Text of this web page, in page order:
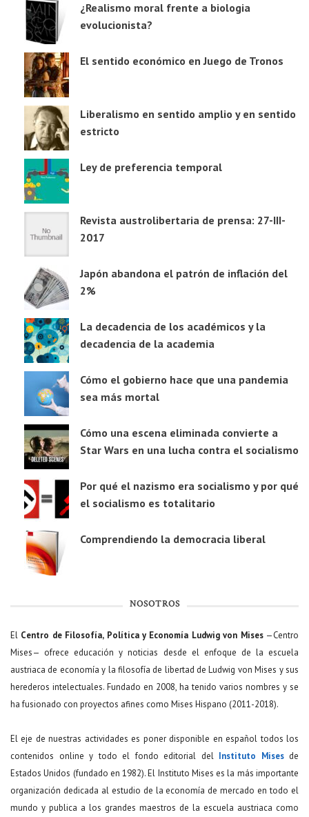
¿Realismo moral frente a biologia
evolucionista?
El sentido económico en Juego de Tronos
Liberalismo en sentido amplio y en sentido
estricto
Ley de preferencia temporal
Revista austrolibertaria de prensa: 27-III-
2017
Japón abandona el patrón de inflación del
2%
La decadencia de los académicos y la
decadencia de la academia
Cómo el gobierno hace que una pandemia
sea más mortal
Cómo una escena eliminada convierte a
Star Wars en una lucha contra el socialismo
Por qué el nazismo era socialismo y por qué
el socialismo es totalitario
Comprendiendo la democracia liberal
NOSOTROS
El Centro de Filosofía, Política y Economía Ludwig von Mises—Centro
Mises— ofrece educación y noticias desde el enfoque de la escuela
austriaca de economía y la filosofía de libertad de Ludwig von Mises y sus
herederos intelectuales. Fundado en 2008, ha tenido varios nombres y se
ha fusionado con proyectos afines como Mises Hispano (2011-2018).
El eje de nuestras actividades es poner disponible en español todos los
contenidos online y todo el fondo editorial del Instituto Misesde
Estados Unidos (fundado en 1982). El Instituto Mises es la más importante
organización dedicada al estudio de la economía de mercado en todo el
mundo y publica a los grandes maestros de la escuela austriaca como